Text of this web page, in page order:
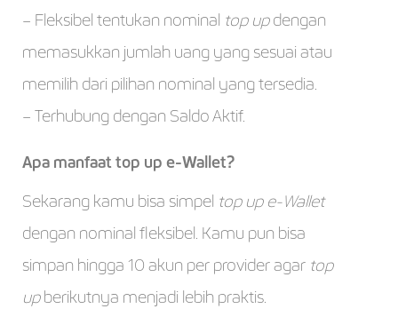
– Fleksibel tentukan nominal top updengan
memasukkan jumlah uang yang sesuai atau
memilih dari pilihan nominal yang tersedia.
– Terhubung dengan Saldo Aktif.
Apa manfaat top up e-Wallet?
Sekarang kamu bisa simpel top up e-Wallet
dengan nominal fleksibel. Kamu pun bisa
simpan hingga 10 akun per provider agar top
upberikutnya menjadi lebih praktis.